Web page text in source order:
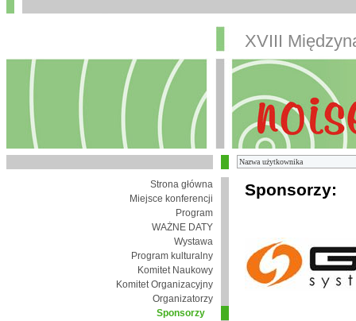
XVIII
Strona główna
Miejsce konferencji
Program
WAŻNE DATY
Wystawa
Program kulturalny
Komitet Naukowy
Komitet Organizacyjny
Organizatorzy
Sponsorzy
Sponsorzy: